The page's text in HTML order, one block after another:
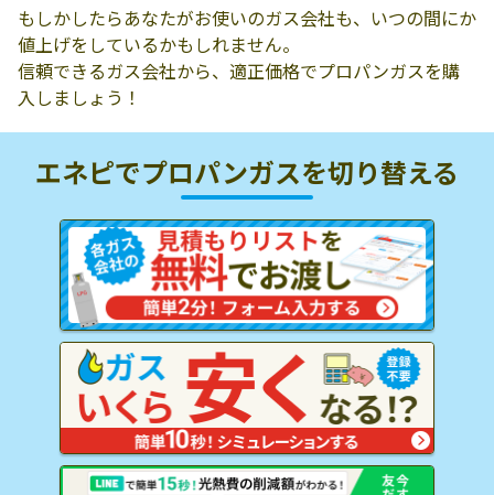
もしかしたらあなたがお使いのガス会社も、いつの間にか
値上げをしているかもしれません。
信頼できるガス会社から、適正価格でプロパンガスを購
入しましょう！
エネピでプロパンガスを切り替える